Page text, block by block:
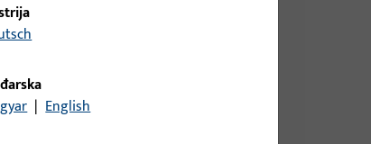
| English